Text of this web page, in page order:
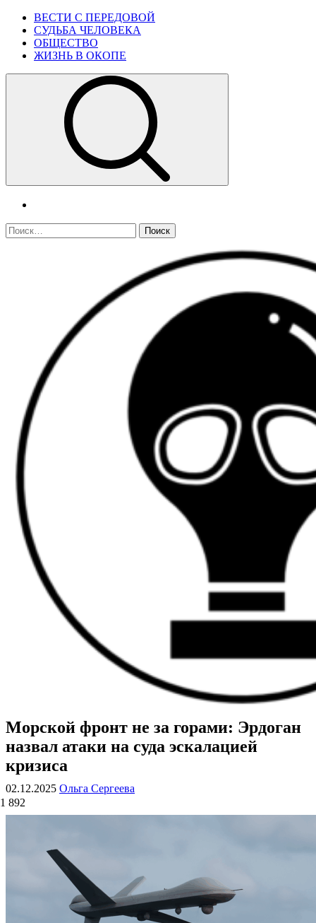
Skip
content
Primary
Menu
ВЕСТИ С ПЕРЕДОВОЙ
СУДЬБА ЧЕЛОВЕКА
ОБЩЕСТВО
ЖИЗНЬ В ОКОПЕ
Найти:
ВОЕННЫЕ СТРАНИЦЫ
СТАТЬИ ВОЕННОЙ ТЕМАТИКИ
Морской фронт не за горами: Эрдоган
назвал атаки на суда эскалацией
кризиса
02.12.2025 Ольга Сергеева
1 892